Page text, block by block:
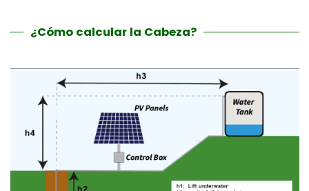
¿Cómo calcular la Cabeza?